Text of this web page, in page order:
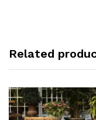
Related